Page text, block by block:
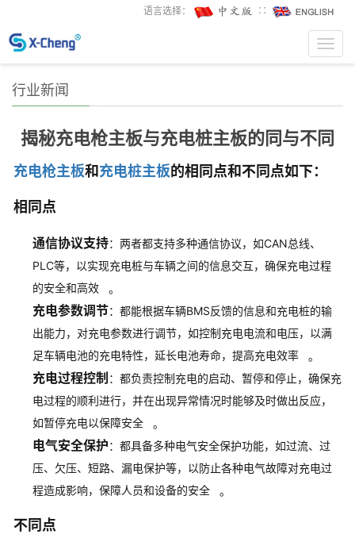
语言选择： ∷
行业新闻
揭秘充电枪主板与充电桩主板的同与不同
充电枪主板和充电桩主板的相同点和不同点如下：
相同点
通信协议支持：两者都支持多种通信协议，如CAN总线、
PLC等，以实现充电桩与车辆之间的信息交互，确保充电过程
的安全和高效
。
充电参数调节：都能根据车辆BMS反馈的信息和充电桩的输
出能力，对充电参数进行调节，如控制充电电流和电压，以满
足车辆电池的充电特性，延长电池寿命，提高充电效率
。
充电过程控制 ：都负责控制充电的启动、暂停和停止，确保充
电过程的顺利进行，并在出现异常情况时能够及时做出反应，
如暂停充电以保障安全
。
电气安全保护：都具备多种电气安全保护功能，如过流、过
压、欠压、短路、漏电保护等，以防止各种电气故障对充电过
程造成影响，保障人员和设备的安全
。
不同点